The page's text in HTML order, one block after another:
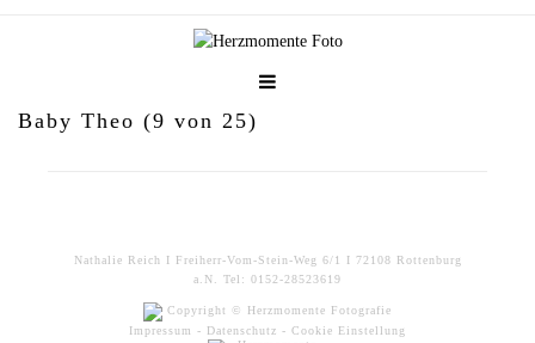
Baby Theo (9 von 25)
Nathalie Reich I Freiherr-Vom-Stein-Weg 6/1 I 72108 Rottenburg
a.N. Tel: 0152-28523619
Copyright © Herzmomente Fotografie
Impressum - Datenschutz - Cookie Einstellung